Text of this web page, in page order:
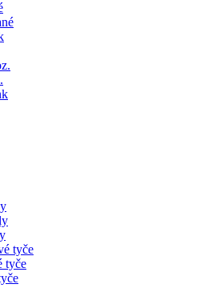
tyče
tyče